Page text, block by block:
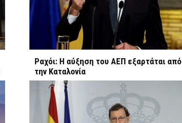
Ραχόι: Η αύξηση του ΑΕΠ εξαρτάται από
την Καταλονία